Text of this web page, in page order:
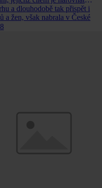
a dlouhodobě tak přispět i
a žen, však nabrala v České